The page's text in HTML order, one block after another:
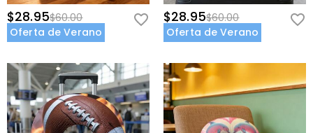
$28.95$60.00
Oferta de Verano
$28.95$60.00
Oferta de Verano